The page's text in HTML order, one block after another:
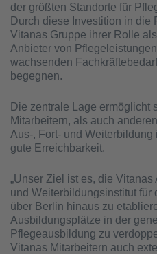
der größten Standorte für
Durch diese Investition in die
Vitanas Gruppe ihrer Rolle
Anbieter von
wachsenden
begegnen.
Die zentrale Lage ermöglicht
Mitarbeitern, als auch
Aus-, Fort- und
gute Erreichbarkeit.
„Unser Ziel ist es, die
und Weiterbildungsinstitut für
über Berlin hinaus zu
Ausbildungsplätze in der
Pflegeausbildung zu
Vitanas Mitarbeitern auch